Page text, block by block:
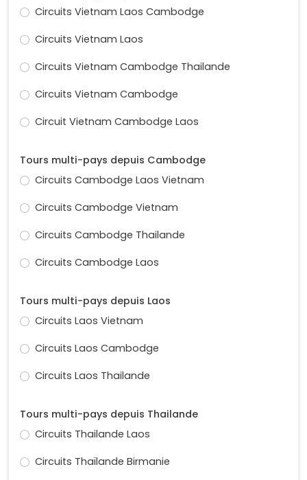
Circuits Vietnam Laos Cambodge
Circuits Vietnam Laos
Circuits Vietnam Cambodge Thailande
Circuits Vietnam Cambodge
Circuit Vietnam Cambodge Laos
Tours multi-pays depuis Cambodge
Circuits Cambodge Laos Vietnam
Circuits Cambodge Vietnam
Circuits Cambodge Thailande
Circuits Cambodge Laos
Tours multi-pays depuis Laos
Circuits Laos Vietnam
Circuits Laos Cambodge
Circuits Laos Thailande
Tours multi-pays depuis Thailande
Circuits Thailande Laos
Circuits Thaïlande Birmanie